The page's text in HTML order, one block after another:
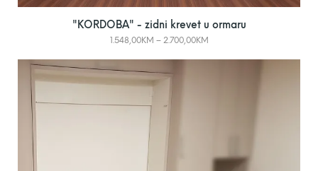
"KORDOBA" - zidni krevet u ormaru
1.548,00KM – 2.700,00KM